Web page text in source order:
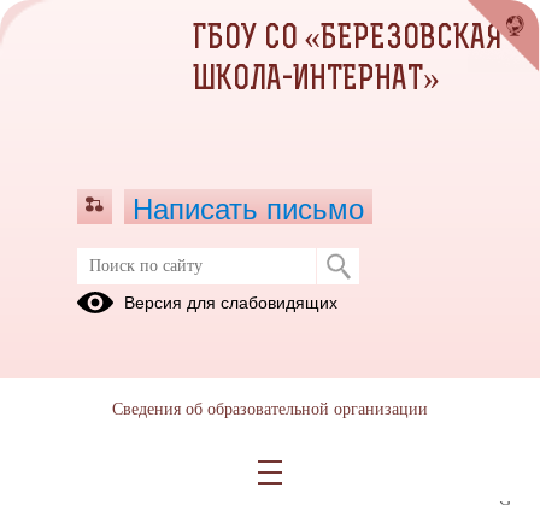
Детям не нужны бесполезные
знания
Ароматы по школе…. Что это? Где-то открылся ресторан? Нет! Это
Учителя СБО вместе с ребятами - настоящие повара. Чему только
ГБОУ СО «БЕРЕЗОВСКАЯ
ШКОЛА-ИНТЕРНАТ»
Написать письмо
Версия для слабовидящих
Сведения об образовательной организации